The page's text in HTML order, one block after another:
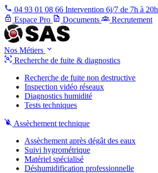
04 93 01 08 66 Intervention 6j/7 de 7h à 20h
Espace Pro
Documents Recrutement
Nos Métiers
Recherche de fuite & diagnostics
Recherche de fuite non destructive
Inspection vidéo réseaux
Diagnostics humidité
Tests techniques
Assèchement technique
Assèchement après dégât des eaux
Suivi hygrométrique
Matériel spécialisé
Déshumidification professionnelle